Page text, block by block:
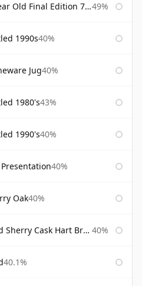
Old Final Edition 75cl 49%
1990s40%
Jug40%
1980's43%
1990's40%
40%
Oak40%
Cask Hart Brothers 40%
40.1%